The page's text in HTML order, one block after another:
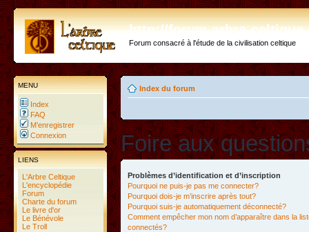
http://forum.arbre-
Forum consacré à l'étude de la civilisation celtique
MENU
Index
FAQ
M’enregistrer
Connexion
LIENS
L'Arbre Celtique
L'encyclopédie
Forum
Charte du forum
Le livre d'or
Le Bénévole
Le Troll
Index du forum
Foire aux
Problèmes d’identification et d’inscription
Pourquoi ne puis-je pas me connecter?
Pourquoi dois-je m’inscrire après tout?
Pourquoi suis-je automatiquement déconnecté?
Comment empêcher mon nom d’apparaître dans la
connectés?